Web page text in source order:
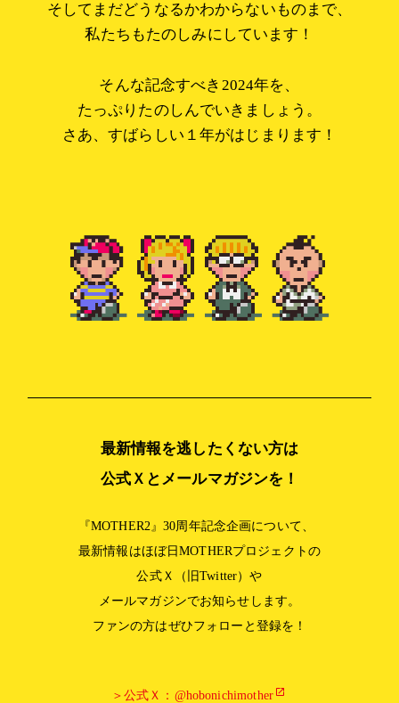
そしてまだどうなるかわからないものまで、
私たちもたのしみにしています！
そんな記念すべき2024年を、
たっぷりたのしんでいきましょう。
さあ、すばらしい１年がはじまります！
最新情報を逃したくない方は
公式Ｘとメールマガジンを！
『MOTHER2』30周年記念企画について、
最新情報はほぼ日MOTHERプロジェクトの
公式Ｘ（旧Twitter）や
メールマガジンでお知らせします。
ファンの方はぜひフォローと登録を！
＞公式Ｘ：@hobonichimother